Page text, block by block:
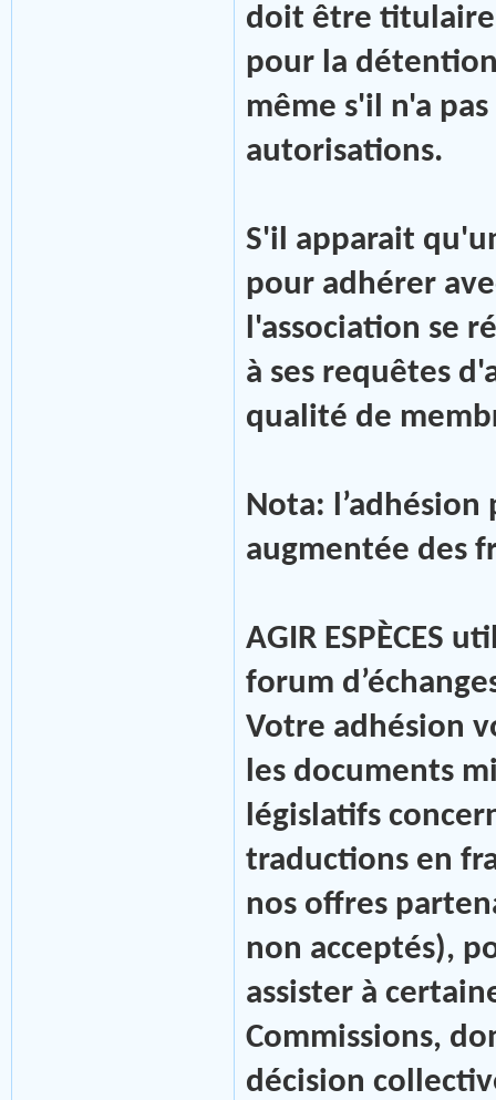
doit être
pour la
même s'il n'a
autorisations.
S'il apparait
pour adhérer
l'association se
à ses requêtes
qualité de
Nota: l’adhésion
augmentée des
AGIR ESPÈCES
forum
Votre adhésion
les documents
législatifs
traductions en
nos offres
non acceptés),
assister à
Commissions,
décision